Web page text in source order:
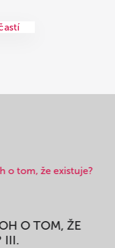
O TOM, ŽE
III.